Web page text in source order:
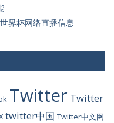
界杯网络直播信息
Twitter Twitter
twitter中国 Twitter中文网